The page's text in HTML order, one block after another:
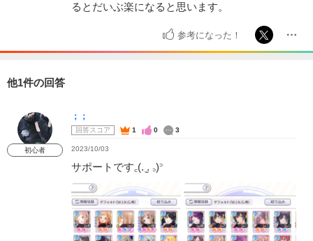
るとだいぶ楽になると思います。
参考になった！
他1件の回答
初心者
；；
回答スコア 1 0 3
2023/10/03
サポートです꜀(. ̫. ꜆)꜄